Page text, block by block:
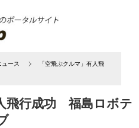
ース
「空飛ぶクルマ」有人飛
飛行成功 福島ロボテ